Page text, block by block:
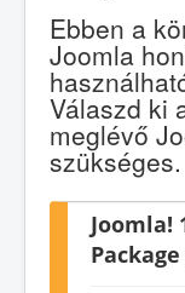
Ebben a
Joomla
Válaszd ki
meglévő
szükséges.
Joomla!